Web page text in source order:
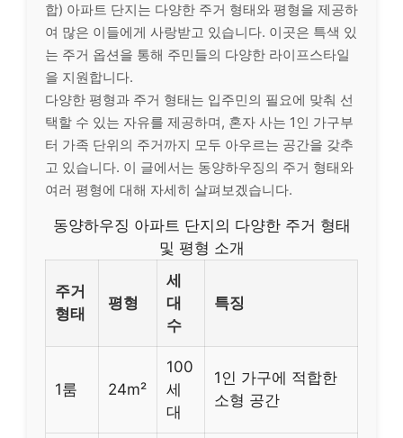
합) 아파트 단지는 다양한 주거 형태와 평형을 제공하
여 많은 이들에게 사랑받고 있습니다. 이곳은 특색 있
는 주거 옵션을 통해 주민들의 다양한 라이프스타일
을 지원합니다.
다양한 평형과 주거 형태는 입주민의 필요에 맞춰 선
택할 수 있는 자유를 제공하며, 혼자 사는 1인 가구부
터 가족 단위의 주거까지 모두 아우르는 공간을 갖추
고 있습니다. 이 글에서는 동양하우징의 주거 형태와
여러 평형에 대해 자세히 살펴보겠습니다.
동양하우징 아파트 단지의 다양한 주거 형태
및 평형 소개
주거
형태
평형
세
대
수
특징
1룸 24m²
100
세
대
1인 가구에 적합한
소형 공간